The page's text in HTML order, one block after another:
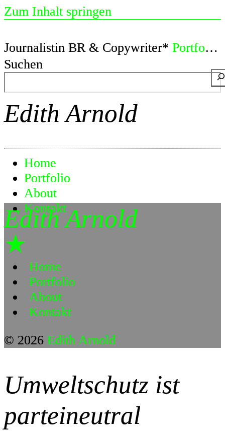
Zum Inhalt springen
Journalistin BR & Copywriter* Portfolio
Suchen
Edith Arnold
Home
Portfolio
About
Kontakt
★
Edith Arnold
Home
Portfolio
About
Kontakt
© 2026 Edith Arnold
Umweltschutz ist
parteineutral